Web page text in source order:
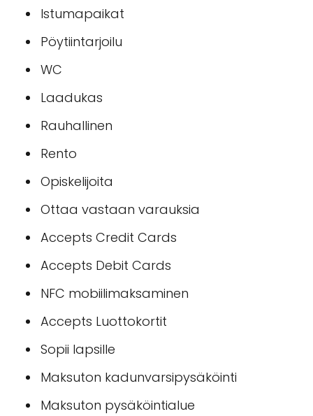
Istumapaikat
Pöytiintarjoilu
WC
Laadukas
Rauhallinen
Rento
Opiskelijoita
Ottaa vastaan varauksia
Accepts Credit Cards
Accepts Debit Cards
NFC mobiilimaksaminen
Accepts Luottokortit
Sopii lapsille
Maksuton kadunvarsipysäköinti
Maksuton pysäköintialue